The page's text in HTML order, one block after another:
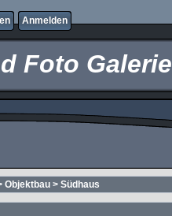
Anmelden
Foto Galerie
Objektbau > Südhaus